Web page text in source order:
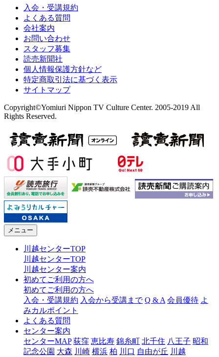
入会・受講規約
よくある質問
会社案内
お問い合わせ
スタッフ募集
読売新聞社
個人情報保護方針など
特定商取引法に基づく表示
サイトマップ
Copyright©Yomiuri Nippon TV Culture Center. 2005-2019 All
Rights Reserved.
メニュー
川越センターTOP
川越センターTOP
川越センター案内
初めてご利用の方へ
初めてご利用の方へ
入会・受講規約 入会から受講まで Q & A 会員優待 よ
みカルポイント
よくある質問
センター案内
センターMAP 荻窪 恵比寿 錦糸町 北千住 八王子 昭和
記念公園 大森 川崎 横浜 柏 川口 自由が丘 川越